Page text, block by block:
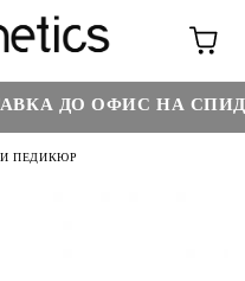
ДО ОФИС НА
ПЕДИКЮР